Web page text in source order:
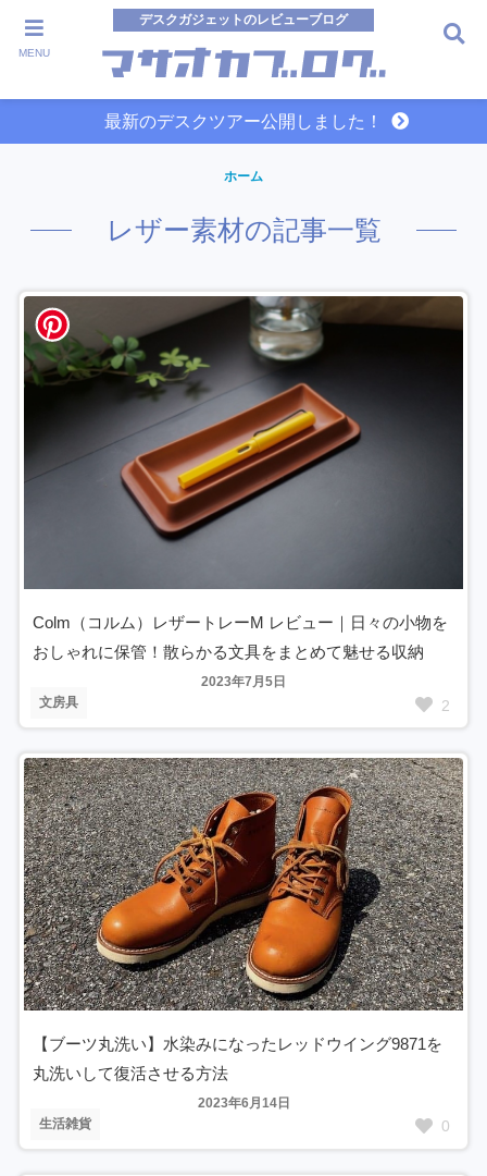
MENU
デスクガジェットのレビューブログ
最新のデスクツアー公開しました！
ホーム
レザー素材の記事一覧
文房具
2023年7月5日
Colm（コルム）レザートレーM レビュー｜日々の小物を
おしゃれに保管！散らかる文具をまとめて魅せる収納
2
生活雑貨
2023年6月14日
【ブーツ丸洗い】水染みになったレッドウイング9871を
丸洗いして復活させる方法
0